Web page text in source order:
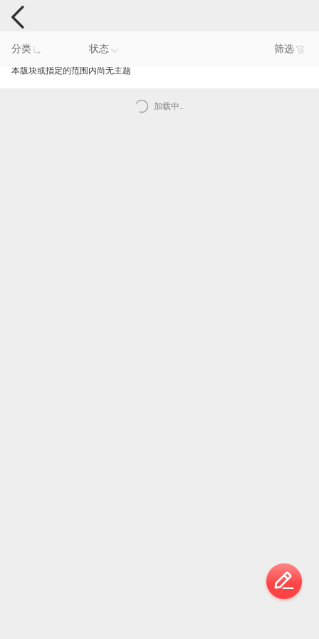
手机反馈
分类 状态 筛选
本版块或指定的范围内尚无主题
加载中..